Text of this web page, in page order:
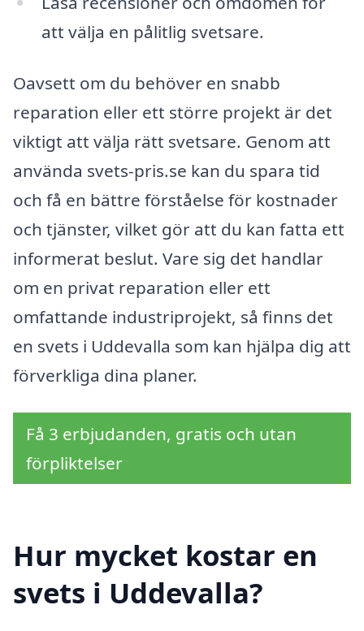
att välja en pålitlig svetsare.
Oavsett om du behöver en snabb
reparation eller ett större projekt är det
viktigt att välja rätt svetsare. Genom att
använda svets-pris.se kan du spara tid
och få en bättre förståelse för kostnader
och tjänster, vilket gör att du kan fatta ett
informerat beslut. Vare sig det handlar
om en privat reparation eller ett
omfattande industriprojekt, så finns det
en svets i Uddevalla som kan hjälpa dig att
förverkliga dina planer.
Få 3 erbjudanden, gratis och utan
förpliktelser
Hur mycket kostar en
svets i Uddevalla?